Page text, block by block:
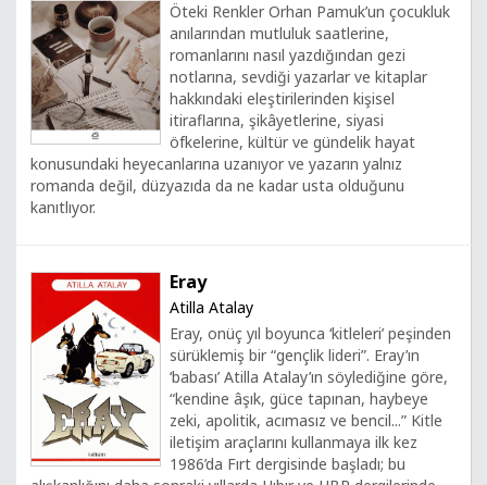
Öteki Renkler Orhan Pamuk’un çocukluk
anılarından mutluluk saatlerine,
romanlarını nasıl yazdığından gezi
notlarına, sevdiği yazarlar ve kitaplar
hakkındaki eleştirilerinden kişisel
itiraflarına, şikâyetlerine, siyasi
öfkelerine, kültür ve gündelik hayat
konusundaki heyecanlarına uzanıyor ve yazarın yalnız
romanda değil, düzyazıda da ne kadar usta olduğunu
kanıtlıyor.
Eray
Atilla Atalay
Eray, onüç yıl boyunca ‘kitleleri’ peşinden
sürüklemiş bir “gençlik lideri”. Eray’ın
‘babası’ Atilla Atalay’ın söylediğine göre,
“kendine âşık, güce tapınan, haybeye
zeki, apolitik, acımasız ve bencil...” Kitle
iletişim araçlarını kullanmaya ilk kez
1986’da Fırt dergisinde başladı; bu